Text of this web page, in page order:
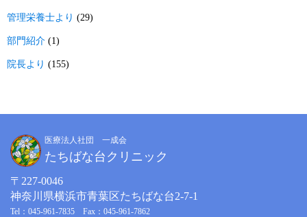
管理栄養士より (29)
部門紹介 (1)
院長より (155)
医療法人社団 一成会
たちばな台クリニック
〒227-0046
神奈川県横浜市青葉区たちばな台2-7-1
Tel：045-961-7835 Fax：045-961-7862